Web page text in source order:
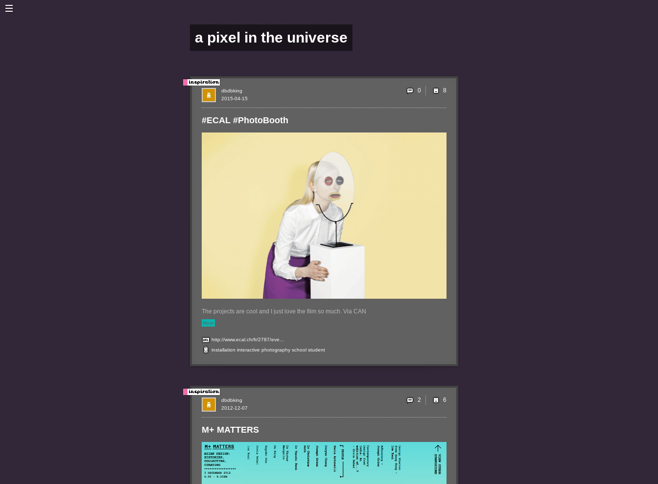
a pixel in the universe
#ECAL #PhotoBooth
The projects are cool and I just love the film so much. Via CAN
More
http://www.ecal.ch/fr/2787/eve...
installation interactive photography school student
2015-04-15
dbdbking 0
M+ MATTERS
2012-12-07
dbdbking 2